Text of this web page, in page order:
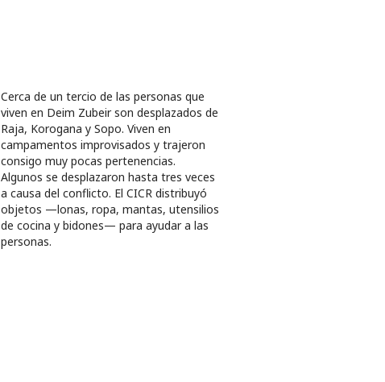
Cerca de un tercio de las personas que
viven en Deim Zubeir son desplazados de
Raja, Korogana y Sopo. Viven en
campamentos improvisados y trajeron
consigo muy pocas pertenencias.
Algunos se desplazaron hasta tres veces
a causa del conflicto. El CICR distribuyó
objetos —lonas, ropa, mantas, utensilios
de cocina y bidones— para ayudar a las
personas.